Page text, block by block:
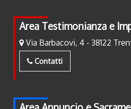
Area Testimonianza e
Via Barbacovi, 4 - 38122
Contatti